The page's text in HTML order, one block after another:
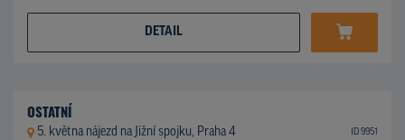
DETAIL
OSTATNÍ
5. května nájezd na Jižní spojku, Praha 4 ID 9951